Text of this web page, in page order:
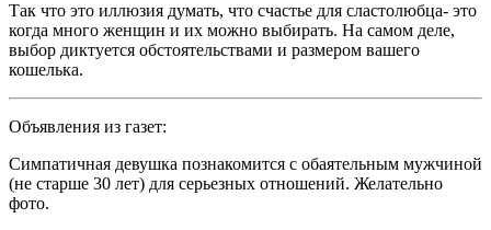
Так что это иллюзия думать, что счастье для сластолюбца- это
когда много женщин и их можно выбирать. На самом деле,
выбор диктуется обстоятельствами и размером вашего
кошелька.
Объявления из газет:
Симпатичная девушка познакомится с обаятельным мужчиной
(не старше 30 лет) для серьезных отношений. Желательно
фото.